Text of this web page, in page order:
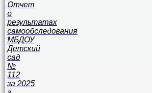
Отчет
о
результатах
самообследования
МБДОУ
Детский
сад
№
112
за 2025